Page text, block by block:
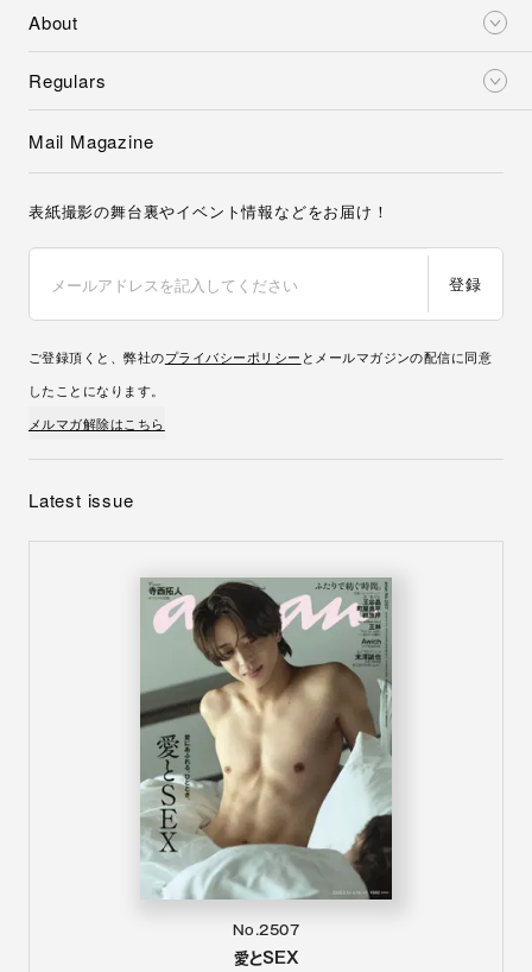
About
Regulars
Mail Magazine
表紙撮影の舞台裏やイベント情報などをお届け！
登録
ご登録頂くと、弊社のプライバシーポリシー とメールマガジンの配信に同意
したことになります。
メルマガ解除はこちら
Latest issue
No.2507
愛とSEX